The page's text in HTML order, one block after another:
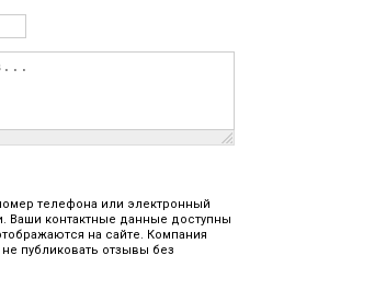
телефона или электронный
Ваши контактные данные доступны
на сайте. Компания
публиковать отзывы без